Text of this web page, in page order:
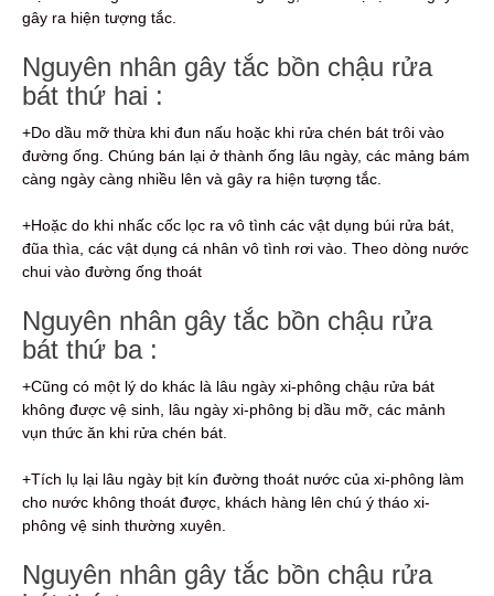
gây ra hiện tượng tắc.
Nguyên nhân gây tắc bồn chậu rửa
bát thứ hai :
+Do dầu mỡ thừa khi đun nấu hoặc khi rửa chén bát trôi vào
đường ống. Chúng bán lại ở thành ống lâu ngày, các mảng bám
càng ngày càng nhiều lên và gây ra hiện tượng tắc.
+Hoặc do khi nhấc cốc lọc ra vô tình các vật dụng búi rửa bát,
đũa thìa, các vật dụng cá nhân vô tình rơi vào. Theo dòng nước
chui vào đường ống thoát
Nguyên nhân gây tắc bồn chậu rửa
bát thứ ba :
+Cũng có một lý do khác là lâu ngày xi-phông chậu rửa bát
không được vệ sinh, lâu ngày xi-phông bị dầu mỡ, các mảnh
vụn thức ăn khi rửa chén bát.
+Tích lụ lại lâu ngày bịt kín đường thoát nước của xi-phông làm
cho nước không thoát được, khách hàng lên chú ý tháo xi-
phông vệ sinh thường xuyên.
Nguyên nhân gây tắc bồn chậu rửa